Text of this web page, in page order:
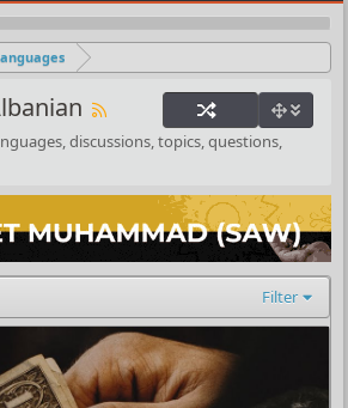
discussions, topics, questions,
Filter